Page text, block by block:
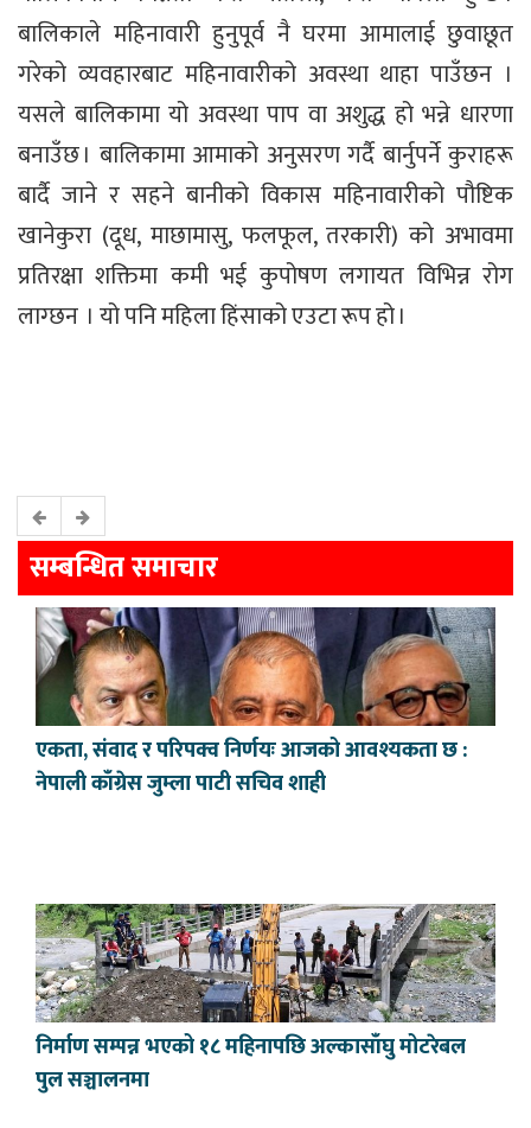
बालिकाले महिनावारी हुनुपूर्व नै घरमा आमालाई छुवाछूत
गरेको व्यवहारबाट महिनावारीको अवस्था थाहा पाउँछन ।
यसले बालिकामा यो अवस्था पाप वा अशुद्ध हो भन्ने धारणा
बनाउँछ । बालिकामा आमाको अनुसरण गर्दै बार्नुपर्ने कुराहरू
बार्दै जाने र सहने बानीको विकास महिनावारीको पौष्टिक
खानेकुरा (दूध, माछामासु, फलफूल, तरकारी) को अभावमा
प्रतिरक्षा शक्तिमा कमी भई कुपोषण लगायत विभिन्न रोग
लाग्छन । यो पनि महिला हिंसाको एउटा रूप हो ।
सम्बन्धित समाचार
एकता, संवाद र परिपक्व निर्णयः आजको आवश्यकता छ :
नेपाली काँग्रेस जुम्ला पाटी सचिव शाही
निर्माण सम्पन्न भएको १८ महिनापछि अल्कासाँघु मोटरेबल
पुल सञ्चालनमा